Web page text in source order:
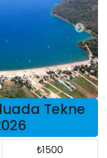
Tekne
₺1500